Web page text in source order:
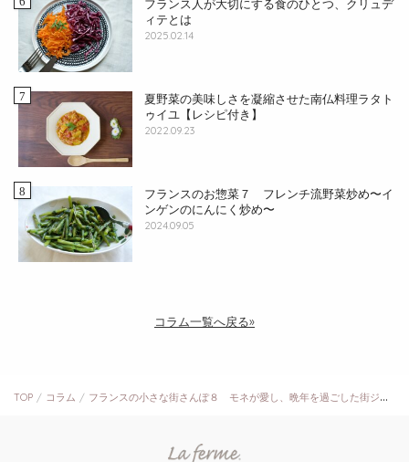
フランス人が大切にする食のひとつ、クリュデ
ィテとは
2025.02.14
夏野菜の美味しさを凝縮させた南仏料理ラタト
ゥイユ【レシピ付き】
2022.09.23
フランスのお惣菜７ フレンチ流野菜炒め〜イ
ンゲンのにんにく炒め〜
2024.09.05
コラム一覧へ戻る»
TOP コラム フランスの小さな街さんぽ８ モネが愛し、晩年を過ごした街ジヴェルニー